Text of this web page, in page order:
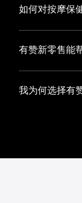
域运营以及有赞
让您的业务蓬勃
如何对按摩保
您可以使用有赞
店数据的集中管
有赞新零售能
有赞新零售作为
线下渠道、提供
我为何选择有